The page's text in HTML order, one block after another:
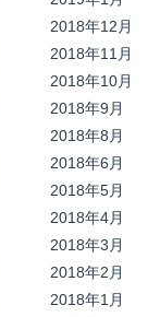
2018年12月
2018年11月
2018年10月
2018年9月
2018年8月
2018年6月
2018年5月
2018年4月
2018年3月
2018年2月
2018年1月